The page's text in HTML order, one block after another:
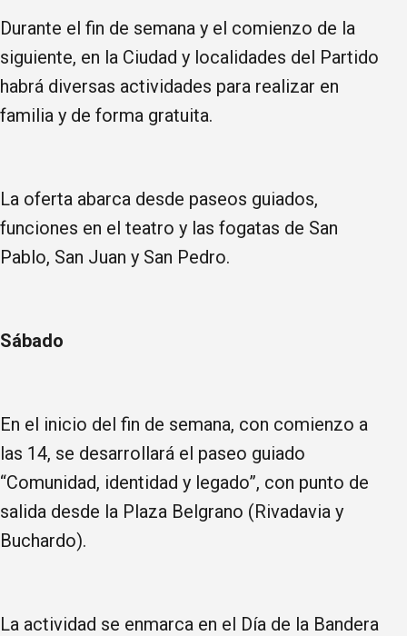
Durante el fin de semana y el comienzo de la
siguiente, en la Ciudad y localidades del Partido
habrá diversas actividades para realizar en
familia y de forma gratuita.
La oferta abarca desde paseos guiados,
funciones en el teatro y las fogatas de San
Pablo, San Juan y San Pedro.
Sábado
En el inicio del fin de semana, con comienzo a
las 14, se desarrollará el paseo guiado
“Comunidad, identidad y legado”, con punto de
salida desde la Plaza Belgrano (Rivadavia y
Buchardo).
La actividad se enmarca en el Día de la Bandera